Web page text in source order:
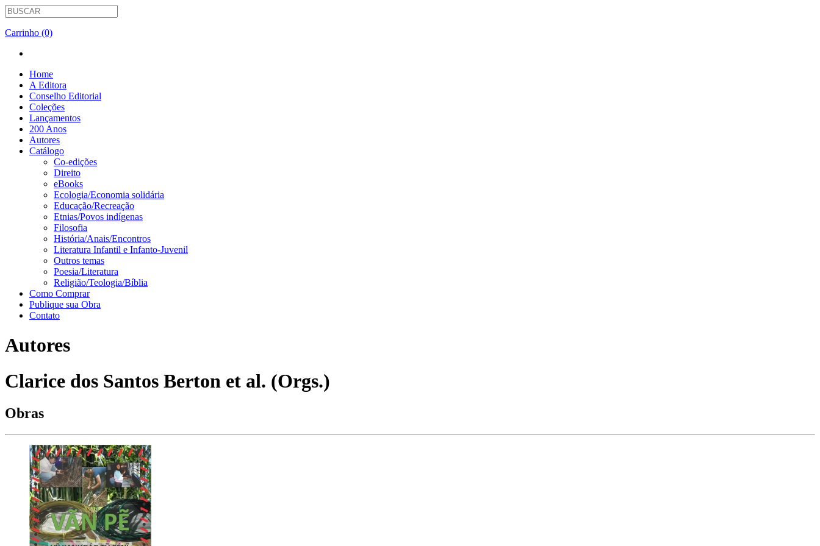
Carrinho (0)
Home
A Editora
Conselho Editorial
Coleções
Lançamentos
200 Anos
Autores
Catálogo
Co-edições
Direito
eBooks
Ecologia/Economia solidária
Educação/Recreação
Etnias/Povos indígenas
Filosofia
História/Anais/Encontros
Literatura Infantil e Infanto-Juvenil
Outros temas
Poesia/Literatura
Religião/Teologia/Bíblia
Como Comprar
Publique sua Obra
Contato
Autores
Clarice dos Santos Berton et al. (Orgs.)
Obras